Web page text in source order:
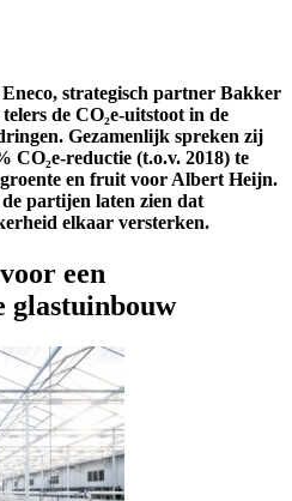
strategisch partner Bakker
de CO₂e-uitstoot in de
Gezamenlijk spreken zij
CO₂e-reductie (t.o.v. 2018) te
en fruit voor Albert Heijn.
partijen laten zien dat
elkaar versterken.
een
glastuinbouw